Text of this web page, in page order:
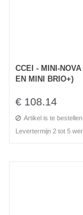
CCEI - MINI-
EN MINI BRIO+)
€ 108.14
Artikel is te bestellen
Levertermijn 2 tot 5